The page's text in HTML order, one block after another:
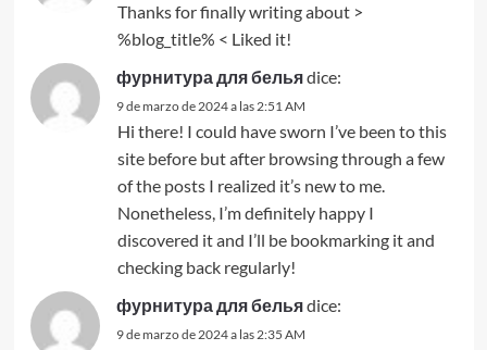
Thanks for finally writing about >
%blog_title% < Liked it!
фурнитура для бельяdice:
9 de marzo de 2024 a las 2:51 AM
Hi there! I could have sworn I’ve been to this
site before but after browsing through a few
of the posts I realized it’s new to me.
Nonetheless, I’m definitely happy I
discovered it and I’ll be bookmarking it and
checking back regularly!
фурнитура для бельяdice:
9 de marzo de 2024 a las 2:35 AM